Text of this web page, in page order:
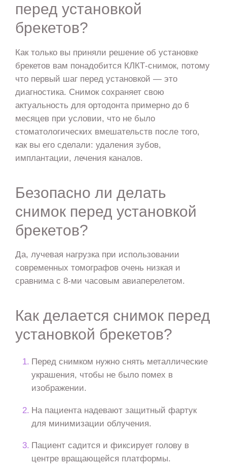
перед установкой
брекетов?
Как только вы приняли решение об установке
брекетов вам понадобится КЛКТ-снимок, потому
что первый шаг перед установкой — это
диагностика. Снимок сохраняет свою
актуальность для ортодонта примерно до 6
месяцев при условии, что не было
стоматологических вмешательств после того,
как вы его сделали: удаления зубов,
имплантации, лечения каналов.
Безопасно ли делать
снимок перед установкой
брекетов?
Да, лучевая нагрузка при использовании
современных томографов очень низкая и
сравнима с 8-ми часовым авиаперелетом.
Как делается снимок перед
установкой брекетов?
Перед снимком нужно снять металлические
украшения, чтобы не было помех в
изображении.
На пациента надевают защитный фартук
для минимизации облучения.
Пациент садится и фиксирует голову в
центре вращающейся платформы.